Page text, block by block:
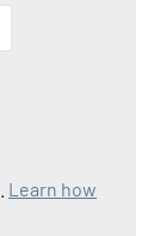
Learn how